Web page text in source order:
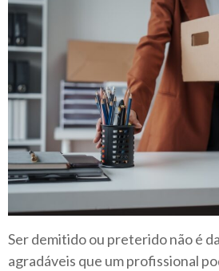
Ser demitido ou preterido não é
agradáveis que um profissional